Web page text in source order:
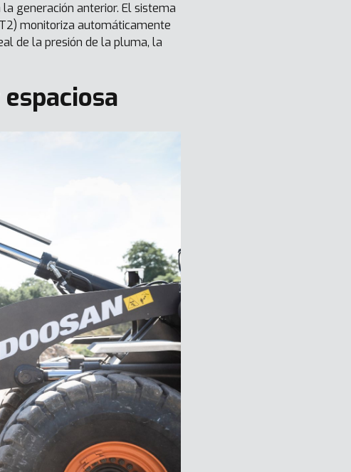
generación anterior. El sistema
monitoriza automáticamente
de la presión de la pluma, la